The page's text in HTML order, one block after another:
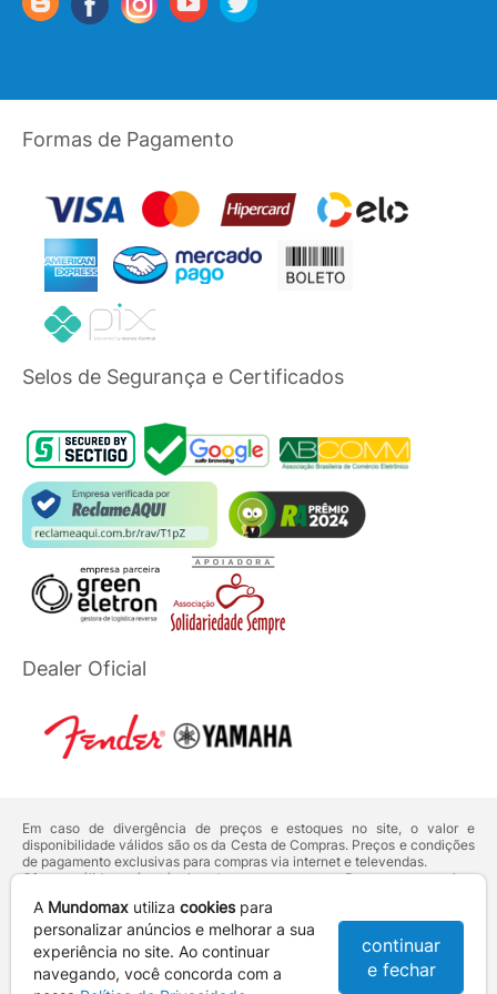
Formas de Pagamento
Selos de Segurança e Certificados
Dealer Oficial
Em caso de divergência de preços e estoques no site, o valor e
disponibilidade válidos são os da Cesta de Compras. Preços e condições
de pagamento exclusivas para compras via internet e televendas.
Ofertas válidas até o término de nossos estoques. Para compras acima
deVenda Corporativa.
Os preços apresentados no site prevalecem sobre outros anunciados em
qualquer outro meio de comunicação ou sites de buscas. Código de
Defesa do Consumidor:Lei nº 8.078.
Vendas sujeitas à confirmação de dados e análises de crédito e risco.
A Mundomax utiliza cookiespara
personalizar anúncios e melhorar a sua
experiência no site. Ao continuar
navegando, você concorda com a
continuar
e fechar